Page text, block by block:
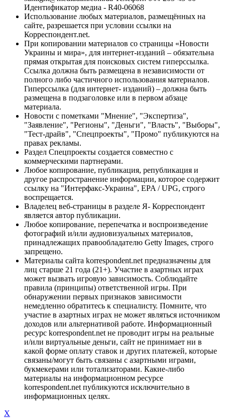
Идентификатор медиа - R40-06068
Использование любых материалов, размещённых на
сайте, разрешается при условии ссылки на
Корреспондент.net.
При копировании материалов со страницы «Новости
Украины и мира», для интернет-изданий – обязательна
прямая открытая для поисковых систем гиперссылка.
Ссылка должна быть размещена в независимости от
полного либо частичного использования материалов.
Гиперссылка (для интернет- изданий) – должна быть
размещена в подзаголовке или в первом абзаце
материала.
Новости с пометками "Мнение", "Экспертиза",
"Заявление", "Регионы", "Деньги", "Власть", "Выборы",
"Тест-драйв", "Спецпроекты", "Промо" публикуются на
правах рекламы.
Раздел Спецпроекты создается совместно с
коммерческими партнерами.
Любое копирование, публикация, републикация и
другое распространение информации, которое содержит
ссылку на "Интерфакс-Украина", EPA / UPG, строго
воспрещается.
Владелец веб-страницы в разделе Я- Корреспондент
является автор публикации.
Любое копирование, перепечатка и воспроизведение
фотографий и/или аудиовизуальных материалов,
принадлежащих правообладателю Getty Images, строго
запрещено.
Материалы сайта korrespondent.net предназначены для
лиц старше 21 года (21+). Участие в азартных играх
может вызвать игровую зависимость. Соблюдайте
правила (принципы) ответственной игры. При
обнаружении первых признаков зависимости
немедленно обратитесь к специалисту. Помните, что
участие в азартных играх не может являться источником
доходов или альтернативой работе. Информационный
ресурс korrespondent.net не проводит игры на реальные
и/или виртуальные деньги, сайт не принимает ни в
какой форме оплату ставок и других платежей, которые
связаны/могут быть связаны с азартными играми,
букмекерами или тотализаторами. Какие-либо
материалы на информационном ресурсе
korrespondent.net публикуются исключительно в
информационных целях.
X